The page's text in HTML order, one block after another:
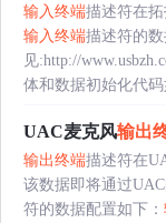
输入终端描述符在
输入终端描述符的
见:http://
体和数据初始化代码
UAC麦克风输出
输出终端描述符在
该数据即将通过
符的数据配置如下：